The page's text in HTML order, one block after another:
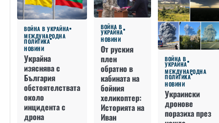
ВОЙНА В УКРАЙНА
МЕЖДУНАРОДНА
ПОЛИТИКА
НОВИНИ
Украйна
изяснява с
България
обстоятелствата
около
инцидента с
дрона
ВОЙНА В
УКРАЙНА
НОВИНИ
От руския
плен
обратно в
кабината на
бойния
хеликоптер:
Историята на
Иван
ВОЙНА В
УКРАЙНА
МЕЖДУНАРОДНА
ПОЛИТИКА
НОВИНИ
Украински
дронове
поразиха през